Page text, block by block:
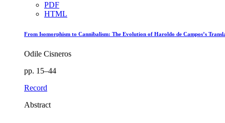
PDF
HTML
From Isomorphism to Cannibalism: The Evolution of Haroldo de Campos’s
Odile Cisneros
pp. 15–44
Record
Abstract